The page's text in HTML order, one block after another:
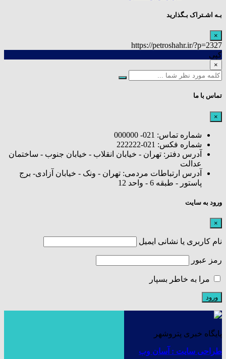
بـه اشـتراک بـگذارید
×
https://petroshahr.ir/?p=2327
کپی
×
تماس با ما
×
شماره تماس: 021- 000000
شماره فکس: 021-222222
آدرس دفتر: تهران - خیابان انقلاب - خیابان جنوب - ساختمان
عدالت
آدرس ارتباطات مردمی: تهران - ونک - خیابان آزادی- برج
پاستور - طبقه 6 - واحد 12
ورود به سایت
×
نام کاربری یا نشانی ایمیل
رمز عبور
مرا به خاطر بسپار
پایگاه خبری پتروشهر
طراحی سایت : آسان وب